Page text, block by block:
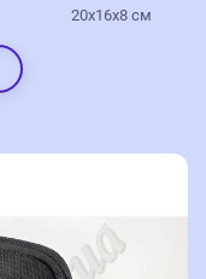
20x16x8 см